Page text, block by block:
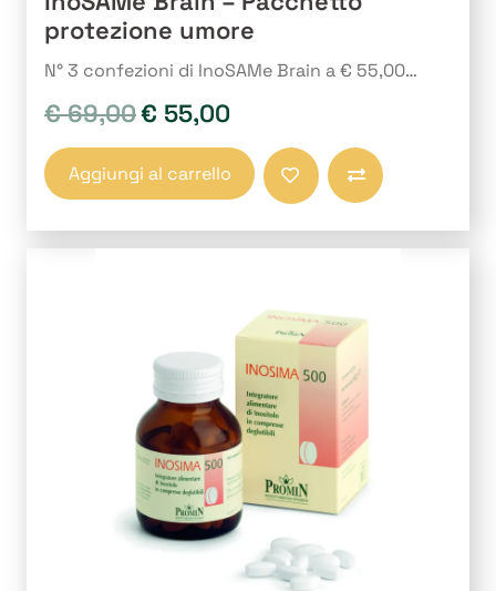
protezione umore
N° 3 confezioni di InoSAMe Brain a € 55,00…
€69,00Il
originale
era:
€ 69,00.
€ 55,00
attuale
è:
€ 55,00.
Aggiungi al carrello